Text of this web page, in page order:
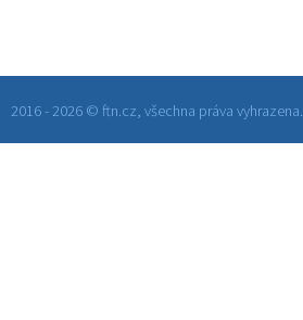
2016 - 2026 © ftn.cz, všechna práva vyhrazena.